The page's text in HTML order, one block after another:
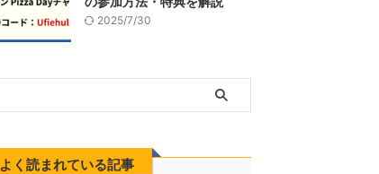
2025/7/30
よく読まれている記事